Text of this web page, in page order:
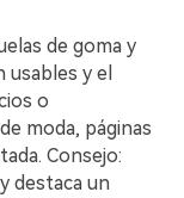
de goma y
y el
o
moda, páginas
Consejo:
destaca un